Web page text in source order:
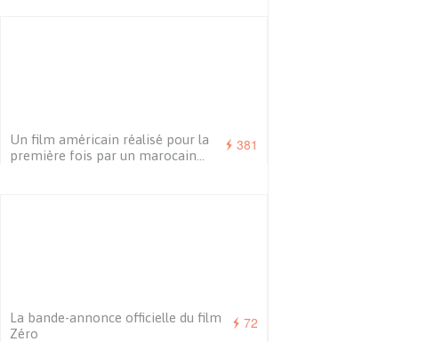
381
Un film américain réalisé pour la
première fois par un marocain…
72
La bande-annonce officielle du film
Zéro